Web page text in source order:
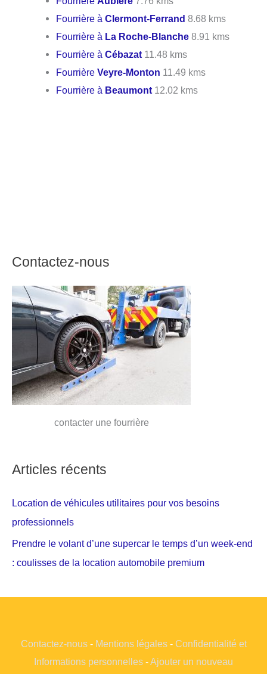
Fourrière àClermont-Ferrand 8.68 kms
Fourrière à La Roche-Blanche 8.91 kms
Fourrière àCébazat 11.48 kms
FourrièreVeyre-Monton 11.49 kms
Fourrière à Beaumont 12.02 kms
Contactez-nous
contacter une fourrière
Articles récents
Location de véhicules utilitaires pour vos besoins
professionnels
Prendre le volant d’une supercar le temps d’un week-end
: coulisses de la location automobile premium
Contactez-nous- Mentions légales- Confidentialité et
Informations personnelles -Ajouter un nouveau